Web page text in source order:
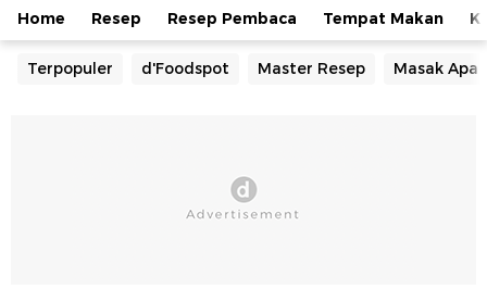
Home Resep Resep Pembaca Tempat Makan
Terpopuler d'Foodspot Master Resep Masak Apa